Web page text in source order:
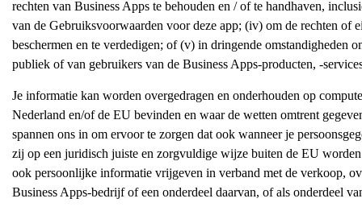
rechten van Business Apps te behouden en / of te handhaven,
van de Gebruiksvoorwaarden voor deze app; (iv) om de rechten of
beschermen en te verdedigen; of (v) in dringende omstandigheden
publiek of van gebruikers van de Business Apps-producten, -
Je informatie kan worden overgedragen en onderhouden op
Nederland en/of de EU bevinden en waar de wetten omtrent
spannen ons in om ervoor te zorgen dat ook wanneer je
zij op een juridisch juiste en zorgvuldige wijze buiten de EU
ook persoonlijke informatie vrijgeven in verband met de verkoop,
Business Apps-bedrijf of een onderdeel daarvan, of als onderdeel